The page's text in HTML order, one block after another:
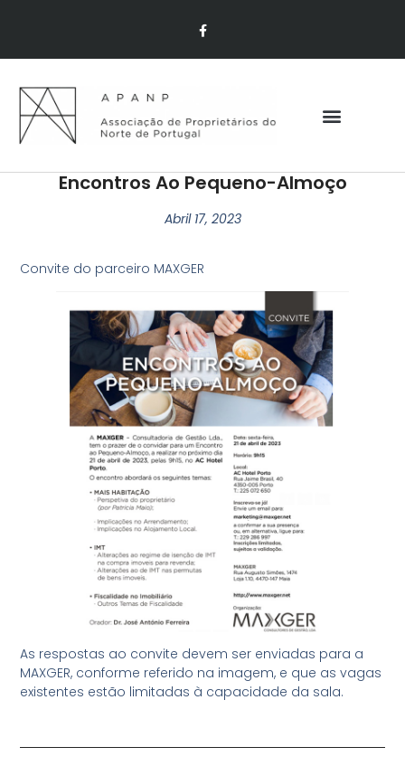
Encontros Ao Pequeno-Almoço
Abril 17, 2023
Convite do parceiro MAXGER
As respostas ao convite devem ser enviadas para a
MAXGER, conforme referido na imagem, e que as vagas
existentes estão limitadas à capacidade da sala.